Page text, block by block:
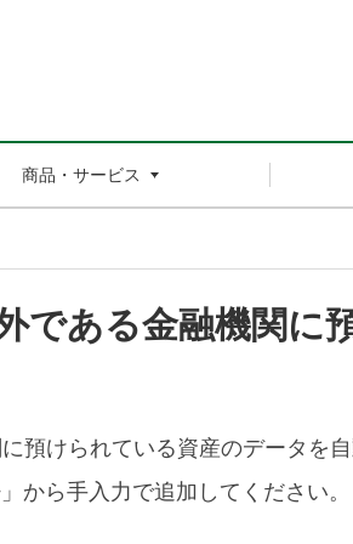
商品・サービス
である金融機関に
預けられている資産のデータを
ら手入力で追加してください。